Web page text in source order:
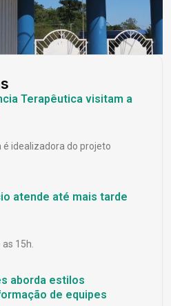
Terapêutica visitam a
idealizadora do projeto
atende até mais tarde
15h.
aborda estilos
de equipes